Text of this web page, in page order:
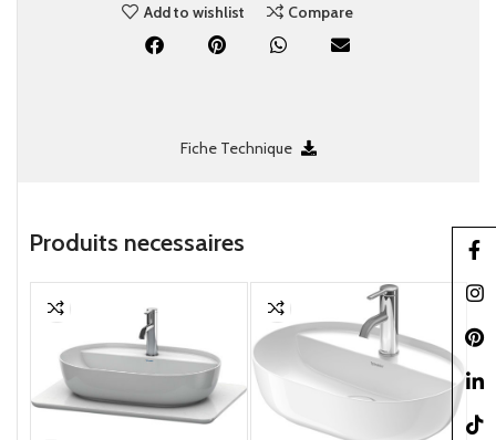
Add to wishlist Compare
Fiche Technique
Produits necessaire​s